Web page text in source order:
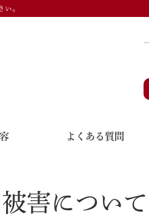
い。
よくある質問
害について